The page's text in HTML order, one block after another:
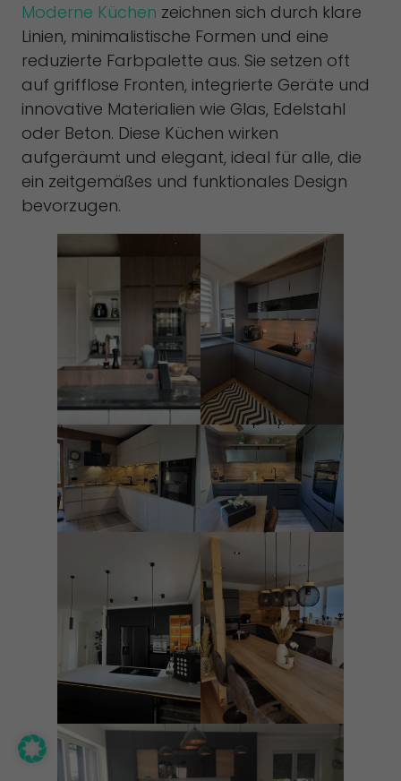
Moderne Küchen zeichnen sich durch klare
Linien, minimalistische Formen und eine
reduzierte Farbpalette aus. Sie setzen oft
auf grifflose Fronten, integrierte Geräte und
innovative Materialien wie Glas, Edelstahl
oder Beton. Diese Küchen wirken
aufgeräumt und elegant, ideal für alle, die
ein zeitgemäßes und funktionales Design
bevorzugen.